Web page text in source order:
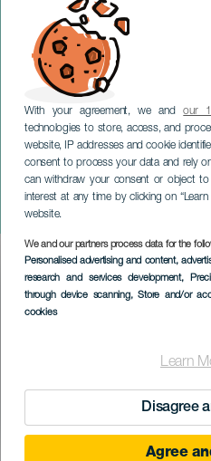
With your agreement, we andour
technologies to store, access, and
website, IP addresses and cookie
consent to process your data and rely
can withdraw your consent or object
interest at any time by clicking on
website.
We and our partners process data for the
Personalised advertising and content,
research and services development,
through device scanning, Store and/or
cookies
Learn
Disagree
Agree
Manual för att
dröm
TENERIFE
Imagen
Listado